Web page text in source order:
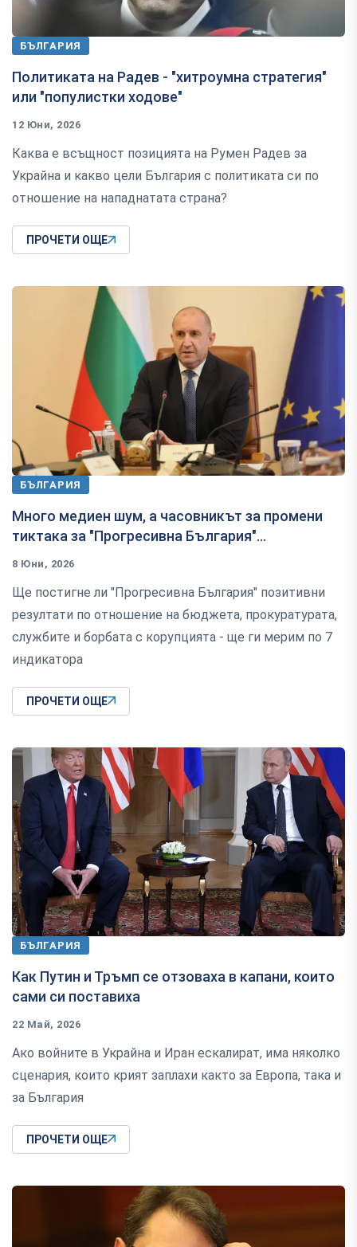
БЪЛГАРИЯ
Политиката на Радев - "хитроумна стратегия"
или "популистки ходове"
12 Юни, 2026
Каква е всъщност позицията на Румен Радев за
Украйна и какво цели България с политиката си по
отношение на нападнатата страна?
ПРОЧЕТИ ОЩЕ
БЪЛГАРИЯ
Много медиен шум, а часовникът за промени
тиктака за "Прогресивна България"...
8 Юни, 2026
Ще постигне ли "Прогресивна България" позитивни
резултати по отношение на бюджета, прокуратурата,
службите и борбата с корупцията - ще ги мерим по 7
индикатора
ПРОЧЕТИ ОЩЕ
БЪЛГАРИЯ
Как Путин и Тръмп се отзоваха в капани, които
сами си поставиха
22 Май, 2026
Ако войните в Украйна и Иран ескалират, има няколко
сценария, които крият заплахи както за Европа, така и
за България
ПРОЧЕТИ ОЩЕ